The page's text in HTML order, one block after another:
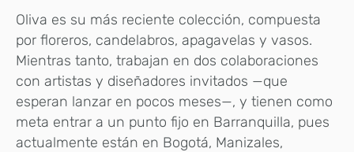
Oliva es su más reciente colección, compuesta
por floreros, candelabros, apagavelas y vasos.
Mientras tanto, trabajan en dos colaboraciones
con artistas y diseñadores invitados —que
esperan lanzar en pocos meses—, y tienen como
meta entrar a un punto fijo en Barranquilla, pues
actualmente están en Bogotá, Manizales,